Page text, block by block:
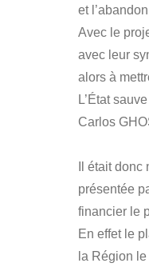
et
Avec le
avec leur
alors à
L’État
Carlos
Il était
présentée
financier le
En effet le
la Région